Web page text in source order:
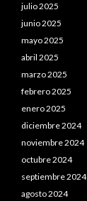
julio 2025
junio 2025
mayo 2025
abril 2025
marzo 2025
febrero 2025
enero 2025
diciembre 2024
noviembre 2024
octubre 2024
septiembre 2024
agosto 2024